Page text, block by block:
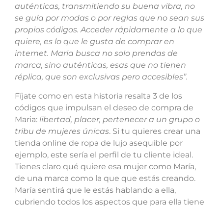
auténticas, transmitiendo su buena vibra, no
se guía por modas o por reglas que no sean sus
propios códigos. Acceder rápidamente a lo que
quiere, es lo que le gusta de comprar en
internet. Maria busca no solo prendas de
marca, sino auténticas, esas que no tienen
réplica, que son exclusivas pero accesibles”.
Fíjate como en esta historia resalta 3 de los
códigos que impulsan el deseo de compra de
Maria: libertad, placer, pertenecer a un grupo o
tribu de mujeres únicas. Si tu quieres crear una
tienda online de ropa de lujo asequible por
ejemplo, este sería el perfil de tu cliente ideal.
Tienes claro qué quiere esa mujer como María,
de una marca como la que que estás creando.
María sentirá que le estás hablando a ella,
cubriendo todos los aspectos que para ella tiene